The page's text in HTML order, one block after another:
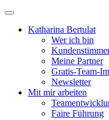
Katharina Bertulat
Wer ich bin
Meine Partner
Gratis-Team-
Newsletter
Mit mir arbeiten
Faire Führung